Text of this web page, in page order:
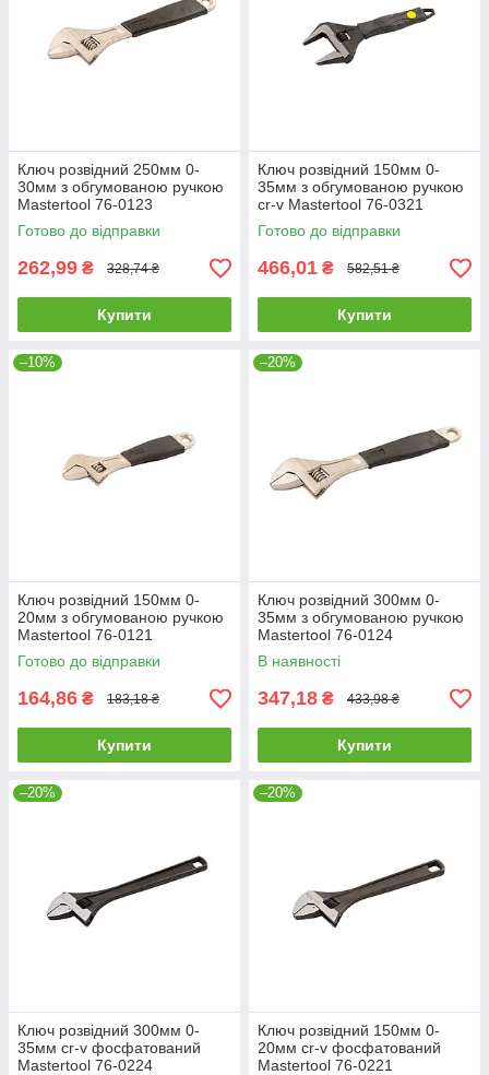
Ключ розвідний 250мм 0-
30мм з обгумованою ручкою
Mastertool 76-0123
Готово до відправки
262,99 ₴ 328,74 ₴
Купити
Ключ розвідний 150мм 0-
35мм з обгумованою ручкою
cr-v Mastertool 76-0321
Готово до відправки
466,01 ₴ 582,51 ₴
Купити
–10%
Ключ розвідний 150мм 0-
20мм з обгумованою ручкою
Mastertool 76-0121
Готово до відправки
164,86 ₴ 183,18 ₴
Купити
–20%
Ключ розвідний 300мм 0-
35мм з обгумованою ручкою
Mastertool 76-0124
В наявності
347,18 ₴ 433,98 ₴
Купити
–20%
Ключ розвідний 300мм 0-
35мм cr-v фосфатований
Mastertool 76-0224
–20%
Ключ розвідний 150мм 0-
20мм cr-v фосфатований
Mastertool 76-0221